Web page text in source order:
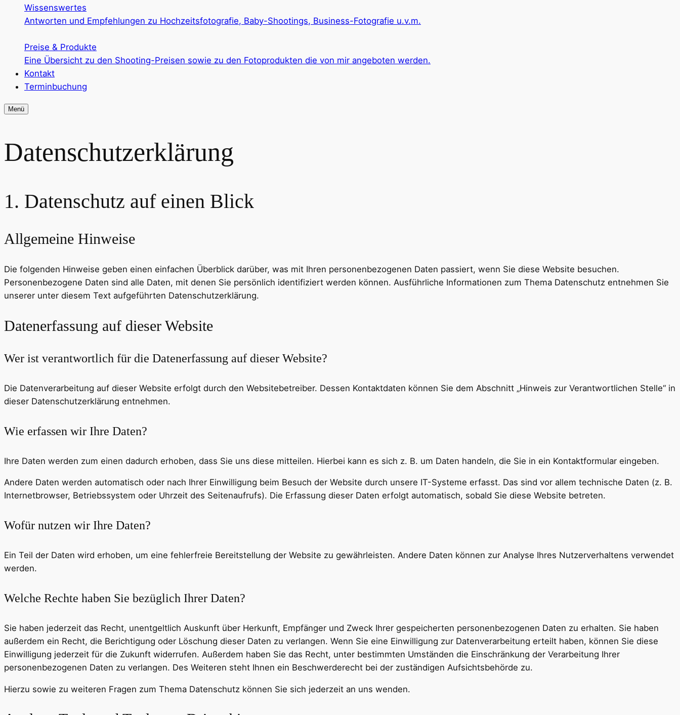
Wissenswertes
Antworten und Empfehlungen zu Hochzeitsfotografie, Baby-Shootings, Business-Fotografie u.v.m.
Preise & Produkte
Eine Übersicht zu den Shooting-Preisen sowie zu den Fotoprodukten die von mir angeboten werden.
Kontakt
Terminbuchung
Menü
Datenschutzerklärung
1. Datenschutz auf einen Blick
Allgemeine Hinweise
Die folgenden Hinweise geben einen einfachen Überblick darüber, was mit Ihren personenbezogenen Daten passiert, wenn Sie diese Website besuchen.
Personenbezogene Daten sind alle Daten, mit denen Sie persönlich identifiziert werden können. Ausführliche Informationen zum Thema Datenschutz entnehmen Sie
unserer unter diesem Text aufgeführten Datenschutzerklärung.
Datenerfassung auf dieser Website
Wer ist verantwortlich für die Datenerfassung auf dieser Website?
Die Datenverarbeitung auf dieser Website erfolgt durch den Websitebetreiber. Dessen Kontaktdaten können Sie dem Abschnitt „Hinweis zur Verantwortlichen Stelle“ in
dieser Datenschutzerklärung entnehmen.
Wie erfassen wir Ihre Daten?
Ihre Daten werden zum einen dadurch erhoben, dass Sie uns diese mitteilen. Hierbei kann es sich z. B. um Daten handeln, die Sie in ein Kontaktformular eingeben.
Andere Daten werden automatisch oder nach Ihrer Einwilligung beim Besuch der Website durch unsere IT-Systeme erfasst. Das sind vor allem technische Daten (z. B.
Internetbrowser, Betriebssystem oder Uhrzeit des Seitenaufrufs). Die Erfassung dieser Daten erfolgt automatisch, sobald Sie diese Website betreten.
Wofür nutzen wir Ihre Daten?
Ein Teil der Daten wird erhoben, um eine fehlerfreie Bereitstellung der Website zu gewährleisten. Andere Daten können zur Analyse Ihres Nutzerverhaltens verwendet
werden.
Welche Rechte haben Sie bezüglich Ihrer Daten?
Sie haben jederzeit das Recht, unentgeltlich Auskunft über Herkunft, Empfänger und Zweck Ihrer gespeicherten personenbezogenen Daten zu erhalten. Sie haben
außerdem ein Recht, die Berichtigung oder Löschung dieser Daten zu verlangen. Wenn Sie eine Einwilligung zur Datenverarbeitung erteilt haben, können Sie diese
Einwilligung jederzeit für die Zukunft widerrufen. Außerdem haben Sie das Recht, unter bestimmten Umständen die Einschränkung der Verarbeitung Ihrer
personenbezogenen Daten zu verlangen. Des Weiteren steht Ihnen ein Beschwerderecht bei der zuständigen Aufsichtsbehörde zu.
Hierzu sowie zu weiteren Fragen zum Thema Datenschutz können Sie sich jederzeit an uns wenden.